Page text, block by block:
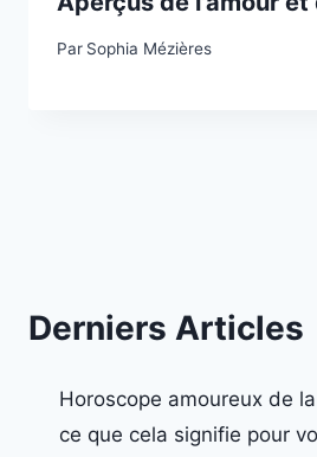
Par Sophia Mézières
Derniers Articles
Horoscope amoureux de
ce que cela signifie pour